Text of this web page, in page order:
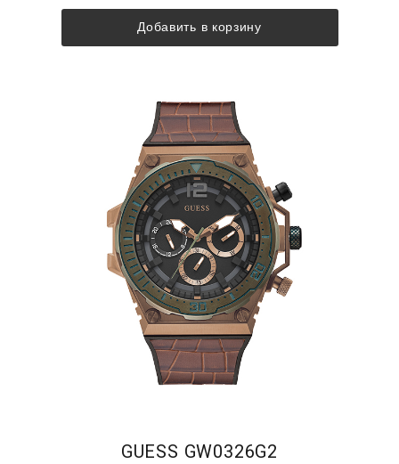
Добавить в корзину
GUESS GW0326G2